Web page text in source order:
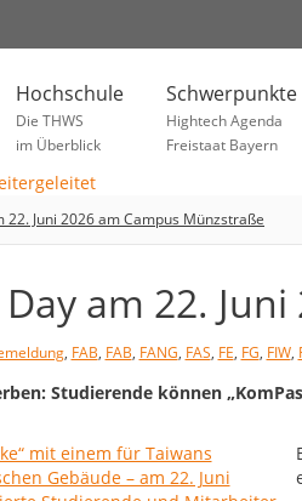
Hochschule
Die THWS
im Überblick
Schwerpunkte
Hightech Agenda
Freistaat Bayern
22. Juni 2026 am Campus Münzstraße
am 22.
, FAB, FAB, FANG, FAS, FE, FG, FIW,
Studierende können